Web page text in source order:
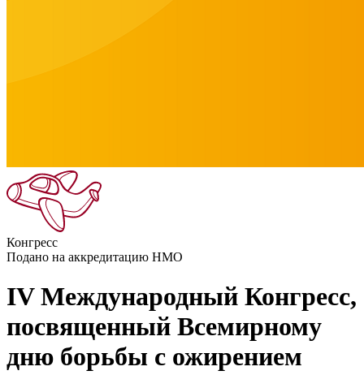
Конгресс
Подано на аккредитацию НМО
IV Международный Конгресс,
посвященный Всемирному
дню борьбы с ожирением